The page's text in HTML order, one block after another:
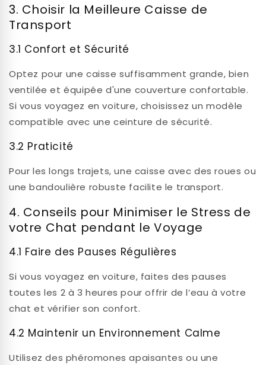
3. Choisir la Meilleure Caisse de
Transport
3.1 Confort et Sécurité
Optez pour une caisse suffisamment grande, bien
ventilée et équipée d'une couverture confortable.
Si vous voyagez en voiture, choisissez un modèle
compatible avec une ceinture de sécurité.
3.2 Praticité
Pour les longs trajets, une caisse avec des roues ou
une bandoulière robuste facilite le transport.
4. Conseils pour Minimiser le Stress de
votre Chat pendant le Voyage
4.1 Faire des Pauses Régulières
Si vous voyagez en voiture, faites des pauses
toutes les 2 à 3 heures pour offrir de l’eau à votre
chat et vérifier son confort.
4.2 Maintenir un Environnement Calme
Utilisez des phéromones apaisantes ou une